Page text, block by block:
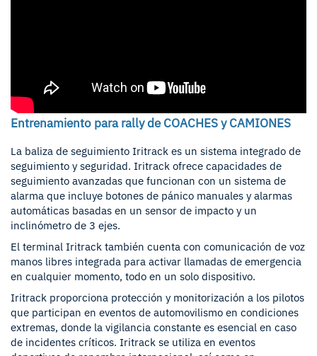
Entrenamiento para rally de COACHES y CAMIONES
La baliza de seguimiento Iritrack es un sistema integrado de
seguimiento y seguridad. Iritrack ofrece capacidades de
seguimiento avanzadas que funcionan con un sistema de
alarma que incluye botones de pánico manuales y alarmas
automáticas basadas en un sensor de impacto y un
inclinómetro de 3 ejes.
El terminal Iritrack también cuenta con comunicación de voz
manos libres integrada para activar llamadas de emergencia
en cualquier momento, todo en un solo dispositivo.
Iritrack proporciona protección y monitorización a los pilotos
que participan en eventos de automovilismo en condiciones
extremas, donde la vigilancia constante es esencial en caso
de incidentes críticos. Iritrack se utiliza en eventos